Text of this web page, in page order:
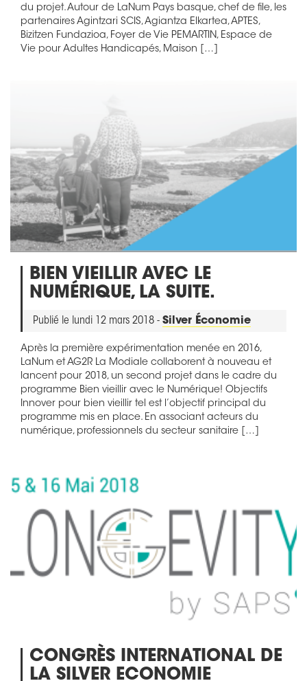
du projet. Autour de LaNum Pays basque, chef de file, les
partenaires Agintzari SCIS, Agiantza Elkartea, APTES,
Bizitzen Fundazioa, Foyer de Vie PEMARTIN, Espace de
Vie pour Adultes Handicapés, Maison […]
BIEN VIEILLIR AVEC LE
NUMÉRIQUE, LA SUITE.
Publié le lundi 12 mars 2018 - Silver Économie
Après la première expérimentation menée en 2016,
LaNum et AG2R La Modiale collaborent à nouveau et
lancent pour 2018, un second projet dans le cadre du
programme Bien vieillir avec le Numérique! Objectifs
Innover pour bien vieillir tel est l’objectif principal du
programme mis en place. En associant acteurs du
numérique, professionnels du secteur sanitaire […]
CONGRÈS INTERNATIONAL DE
LA SILVER ECONOMIE